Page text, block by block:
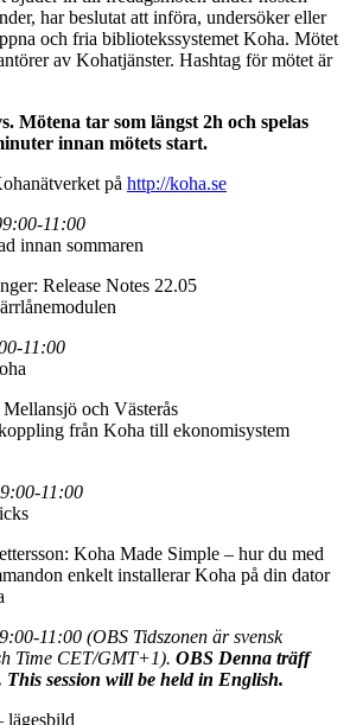
har beslutat att införa, undersöker eller
och fria bibliotekssystemet Koha. Mötet
av Kohatjänster. Hashtag för mötet är
Mötena tar som längst 2h och spelas
innan mötets start.
på http://koha.se
11:00
innan sommaren
Release Notes 22.05
11:00
och Västerås
från Koha till ekonomisystem
11:00
Koha Made Simple – hur du med
enkelt installerar Koha på din dator
11:00 (OBS Tidszonen är svensk
Time CET/GMT+1). OBS Denna träff
This session will be held in English.
lägesbild